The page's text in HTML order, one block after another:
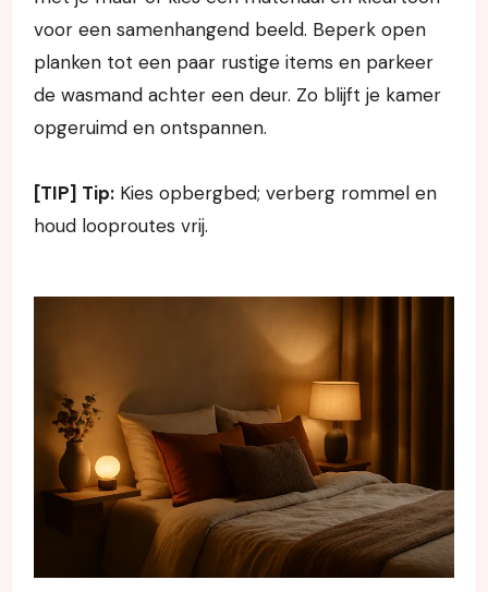
voor een samenhangend beeld. Beperk open
planken tot een paar rustige items en parkeer
de wasmand achter een deur. Zo blijft je kamer
opgeruimd en ontspannen.
[TIP] Tip:Kies opbergbed; verberg rommel en
houd looproutes vrij.